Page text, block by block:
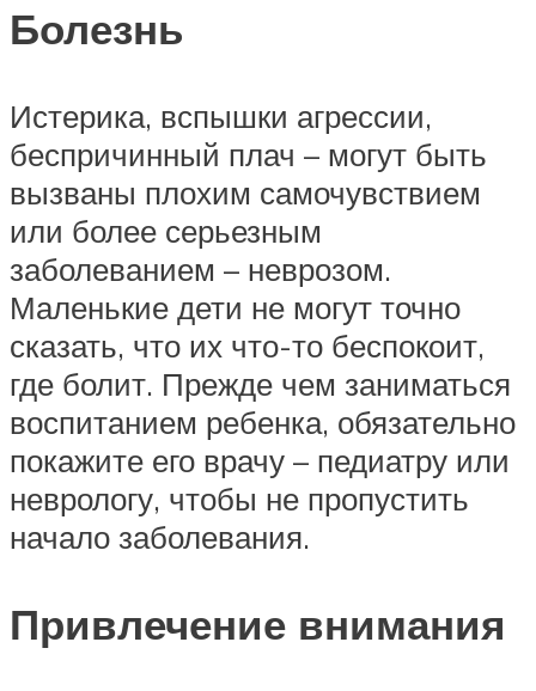
Болезнь
Истерика, вспышки агрессии,
беспричинный плач – могут быть
вызваны плохим самочувствием
или более серьезным
заболеванием – неврозом.
Маленькие дети не могут точно
сказать, что их что-то беспокоит,
где болит. Прежде чем заниматься
воспитанием ребенка, обязательно
покажите его врачу – педиатру или
неврологу, чтобы не пропустить
начало заболевания.
Привлечение внимания